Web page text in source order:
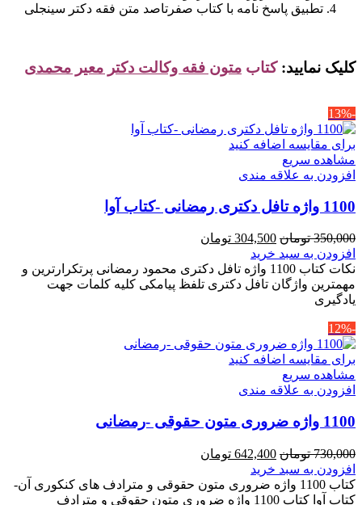
تطبیق پاسخ نامه با کتاب صفرتاصد متن فقه دکتر سینجلی
کلیک نمایید: کتاب متون فقه وکالت دکتر معیر محمدی
-13%
برای مقایسه اضافه کنید
مشاهده سریع
افزودن به علاقه مندی
1100 واژه تافل دکتری رمضانی -کتاب آوا
350,000 تومان قیمت
اصلی
350,000 تومان
بود.
304,500 تومان
304,500 تومان
است.
افزودن به سبد خرید
نکات کتاب 1100 واژه تافل دکتری محمود رمضانی پرتکرارترین و
مهمترین واژگان تافل دکتری تلفظ پیامکی کلیه کلمات جهت
یادگیری
-12%
برای مقایسه اضافه کنید
مشاهده سریع
افزودن به علاقه مندی
1100 واژه ضروری متون حقوقی -رمضانی
730,000 تومان قیمت
اصلی
730,000 تومان
بود.
642,400 تومان
642,400 تومان
است.
افزودن به سبد خرید
کتاب 1100 واژه ضروری متون حقوقی و مترادف های کنکوری آن-
کتاب آوا کتاب 1100 واژه ضروری متون حقوقی و مترادف